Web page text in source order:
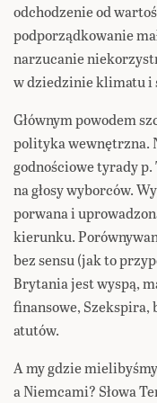
odchodzenie od
podporządkowanie
narzucanie
w dziedzinie klimatu i
Głównym powodem
polityka wewnętrzna.
godnościowe tyrady
na głosy wyborców.
porwana i
kierunku.
bez sensu (jak to
Brytania jest wyspą,
finansowe, Szekspira,
atutów.
A my gdzie
a Niemcami? Słowa